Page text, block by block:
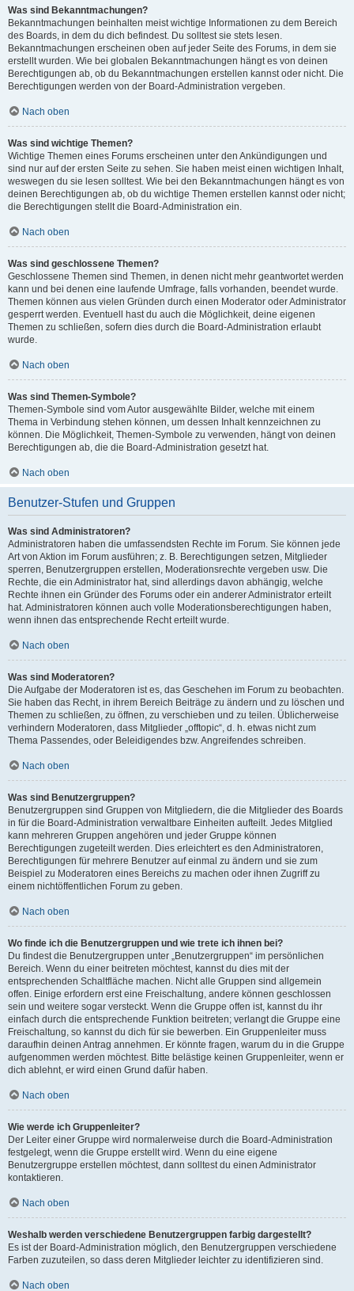
Was sind Bekanntmachungen?
Bekanntmachungen beinhalten meist wichtige Informationen zu dem Bereich
des Boards, in dem du dich befindest. Du solltest sie stets lesen.
Bekanntmachungen erscheinen oben auf jeder Seite des Forums, in dem sie
erstellt wurden. Wie bei globalen Bekanntmachungen hängt es von deinen
Berechtigungen ab, ob du Bekanntmachungen erstellen kannst oder nicht. Die
Berechtigungen werden von der Board-Administration vergeben.
Nach oben
Was sind wichtige Themen?
Wichtige Themen eines Forums erscheinen unter den Ankündigungen und
sind nur auf der ersten Seite zu sehen. Sie haben meist einen wichtigen Inhalt,
weswegen du sie lesen solltest. Wie bei den Bekanntmachungen hängt es von
deinen Berechtigungen ab, ob du wichtige Themen erstellen kannst oder nicht;
die Berechtigungen stellt die Board-Administration ein.
Nach oben
Was sind geschlossene Themen?
Geschlossene Themen sind Themen, in denen nicht mehr geantwortet werden
kann und bei denen eine laufende Umfrage, falls vorhanden, beendet wurde.
Themen können aus vielen Gründen durch einen Moderator oder Administrator
gesperrt werden. Eventuell hast du auch die Möglichkeit, deine eigenen
Themen zu schließen, sofern dies durch die Board-Administration erlaubt
wurde.
Nach oben
Was sind Themen-Symbole?
Themen-Symbole sind vom Autor ausgewählte Bilder, welche mit einem
Thema in Verbindung stehen können, um dessen Inhalt kennzeichnen zu
können. Die Möglichkeit, Themen-Symbole zu verwenden, hängt von deinen
Berechtigungen ab, die die Board-Administration gesetzt hat.
Nach oben
Benutzer-Stufen und Gruppen
Was sind Administratoren?
Administratoren haben die umfassendsten Rechte im Forum. Sie können jede
Art von Aktion im Forum ausführen; z. B. Berechtigungen setzen, Mitglieder
sperren, Benutzergruppen erstellen, Moderationsrechte vergeben usw. Die
Rechte, die ein Administrator hat, sind allerdings davon abhängig, welche
Rechte ihnen ein Gründer des Forums oder ein anderer Administrator erteilt
hat. Administratoren können auch volle Moderationsberechtigungen haben,
wenn ihnen das entsprechende Recht erteilt wurde.
Nach oben
Was sind Moderatoren?
Die Aufgabe der Moderatoren ist es, das Geschehen im Forum zu beobachten.
Sie haben das Recht, in ihrem Bereich Beiträge zu ändern und zu löschen und
Themen zu schließen, zu öffnen, zu verschieben und zu teilen. Üblicherweise
verhindern Moderatoren, dass Mitglieder „offtopic“, d. h. etwas nicht zum
Thema Passendes, oder Beleidigendes bzw. Angreifendes schreiben.
Nach oben
Was sind Benutzergruppen?
Benutzergruppen sind Gruppen von Mitgliedern, die die Mitglieder des Boards
in für die Board-Administration verwaltbare Einheiten aufteilt. Jedes Mitglied
kann mehreren Gruppen angehören und jeder Gruppe können
Berechtigungen zugeteilt werden. Dies erleichtert es den Administratoren,
Berechtigungen für mehrere Benutzer auf einmal zu ändern und sie zum
Beispiel zu Moderatoren eines Bereichs zu machen oder ihnen Zugriff zu
einem nichtöffentlichen Forum zu geben.
Nach oben
Wo finde ich die Benutzergruppen und wie trete ich ihnen bei?
Du findest die Benutzergruppen unter „Benutzergruppen“ im persönlichen
Bereich. Wenn du einer beitreten möchtest, kannst du dies mit der
entsprechenden Schaltfläche machen. Nicht alle Gruppen sind allgemein
offen. Einige erfordern erst eine Freischaltung, andere können geschlossen
sein und weitere sogar versteckt. Wenn die Gruppe offen ist, kannst du ihr
einfach durch die entsprechende Funktion beitreten; verlangt die Gruppe eine
Freischaltung, so kannst du dich für sie bewerben. Ein Gruppenleiter muss
daraufhin deinen Antrag annehmen. Er könnte fragen, warum du in die Gruppe
aufgenommen werden möchtest. Bitte belästige keinen Gruppenleiter, wenn er
dich ablehnt, er wird einen Grund dafür haben.
Nach oben
Wie werde ich Gruppenleiter?
Der Leiter einer Gruppe wird normalerweise durch die Board-Administration
festgelegt, wenn die Gruppe erstellt wird. Wenn du eine eigene
Benutzergruppe erstellen möchtest, dann solltest du einen Administrator
kontaktieren.
Nach oben
Weshalb werden verschiedene Benutzergruppen farbig dargestellt?
Es ist der Board-Administration möglich, den Benutzergruppen verschiedene
Farben zuzuteilen, so dass deren Mitglieder leichter zu identifizieren sind.
Nach oben